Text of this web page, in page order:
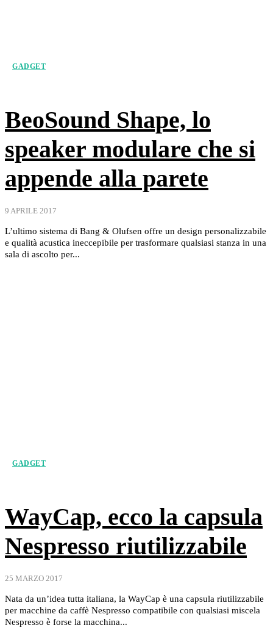
GADGET
BeoSound Shape, lo
speaker modulare che si
appende alla parete
9 APRILE 2017
L’ultimo sistema di Bang & Olufsen offre un design personalizzabile
e qualità acustica ineccepibile per trasformare qualsiasi stanza in una
sala di ascolto per...
GADGET
WayCap, ecco la capsula
Nespresso riutilizzabile
25 MARZO 2017
Nata da un’idea tutta italiana, la WayCap è una capsula riutilizzabile
per macchine da caffè Nespresso compatibile con qualsiasi miscela
Nespresso è forse la macchina...